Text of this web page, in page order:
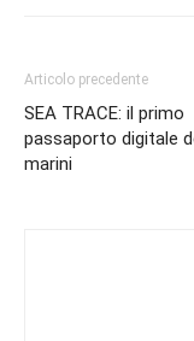
Articolo precedente
SEA TRACE: il primo
passaporto digitale
marini